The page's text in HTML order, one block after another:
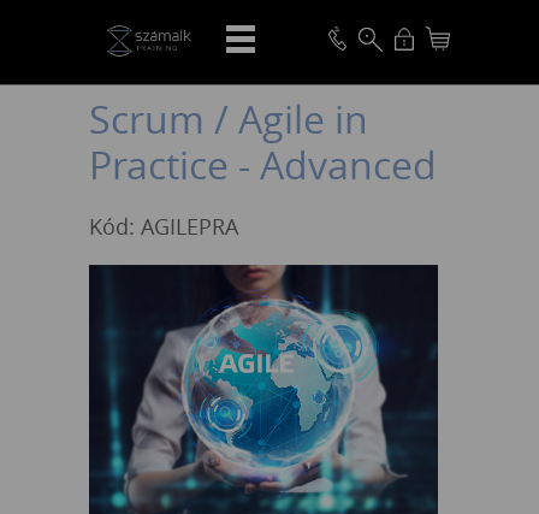
VISSZA
Scrum / Agile in
Practice - Advanced
Kód: AGILEPRA